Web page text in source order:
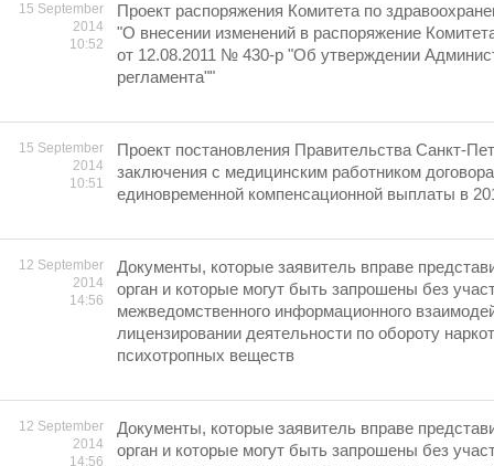
15 September
2014
10:52
Проект распоряжения Комитета по
"О внесении изменений в распоряжение
от 12.08.2011 № 430-р "Об утверждении
регламента""
15 September
2014
10:51
Проект постановления Правительства Санкт-
заключения с медицинским работником
единовременной компенсационной выплаты в
12 September
2014
14:56
Документы, которые заявитель вправе
орган и которые могут быть запрошены без
межведомственного информационного
лицензировании деятельности по обороту
психотропных веществ
12 September
2014
14:56
Документы, которые заявитель вправе
орган и которые могут быть запрошены без